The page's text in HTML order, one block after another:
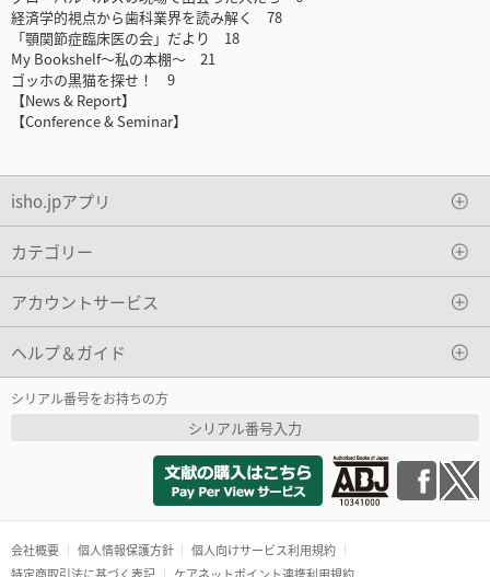
経済学的視点から歯科業界を読み解く 78
「顎関節症臨床医の会」だより 18
My Bookshelf～私の本棚～ 21
ゴッホの黒猫を探せ！ 9
【News & Report】
【Conference & Seminar】
isho.jpアプリ
カテゴリー
アカウントサービス
ヘルプ＆ガイド
シリアル番号をお持ちの方
シリアル番号入力
会社概要 個人情報保護方針
個人向けサービス利用規約